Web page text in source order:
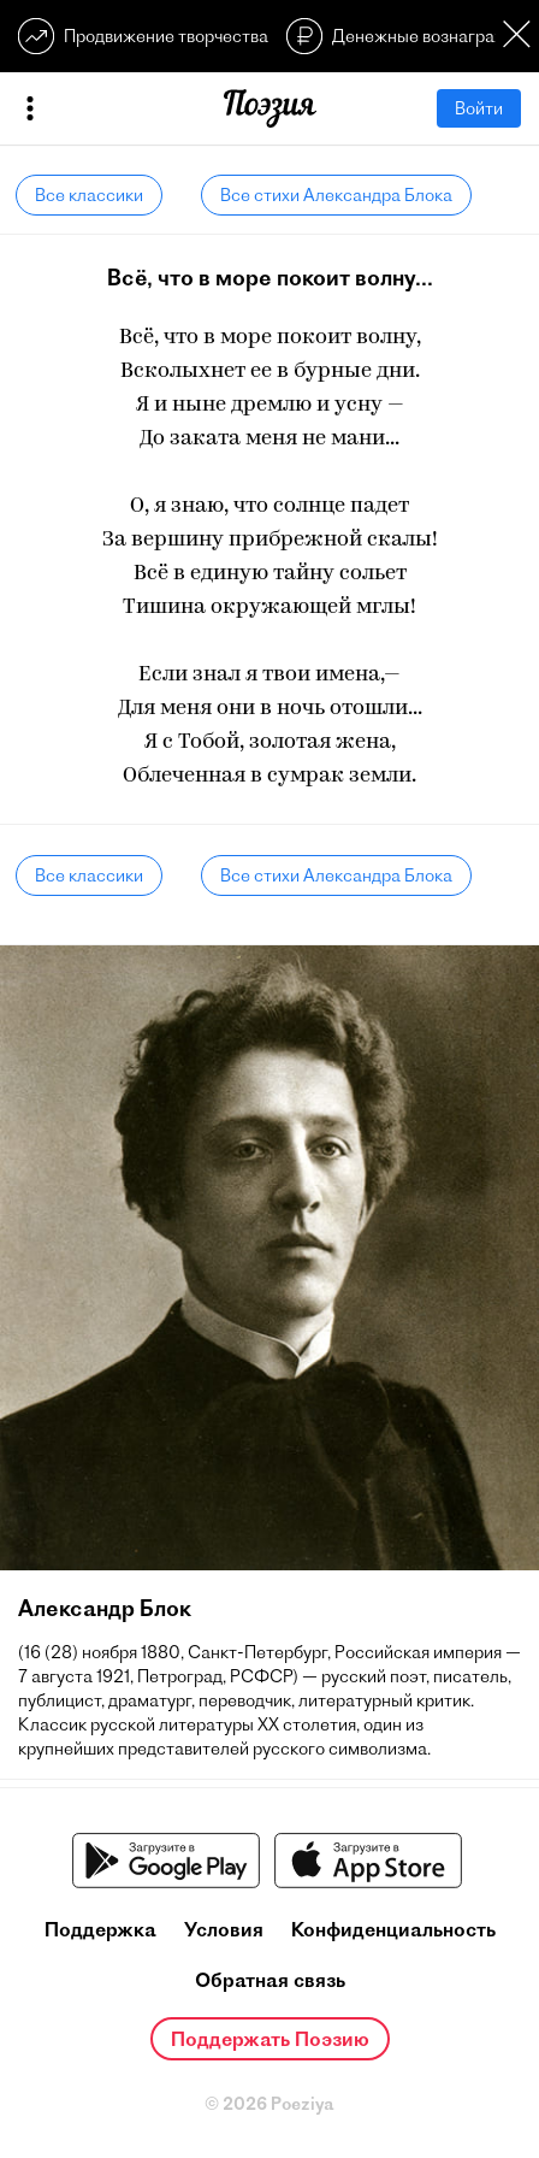
Продвижение творчества Денежные
Войти
Все классики Все стихи Александра Блока
Всё, что в море покоит волну...
Всё, что в море покоит волну,
Всколыхнет ее в бурные дни.
Я и ныне дремлю и усну —
До заката меня не мани...
О, я знаю, что солнце падет
За вершину прибрежной скалы!
Всё в единую тайну сольет
Тишина окружающей мглы!
Если знал я твои имена,—
Для меня они в ночь отошли...
Я с Тобой, золотая жена,
Облеченная в сумрак земли.
Все классики Все стихи Александра Блока
Александр Блок
(16 (28) ноября 1880, Санкт-Петербург, Российская империя —
7 августа 1921, Петроград, РСФСР) — русский поэт, писатель,
публицист, драматург, переводчик, литературный критик.
Классик русской литературы XX столетия, один из
крупнейших представителей русского символизма.
Поддержка Условия Конфиденциальность
Обратная связь
Поддержать Поэзию
© 2026 Poeziya